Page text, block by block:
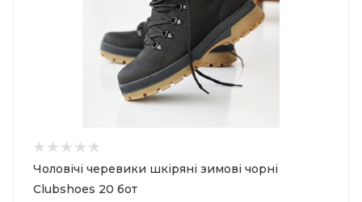
Чоловічі черевики шкіряні зимові чорні
Clubshoes 20 бот